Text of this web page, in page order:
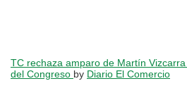
TC rechaza amparo de Martín
del Congreso by Diario El Comercio